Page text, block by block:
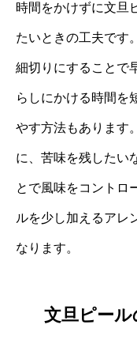
時間をかけずに文旦
たいときの工夫です
細切りにすることで
らしにかける時間を
やす方法もあります
に、苦味を残したい
とで風味をコントロ
ルを少し加えるアレ
なります。
文旦ピー